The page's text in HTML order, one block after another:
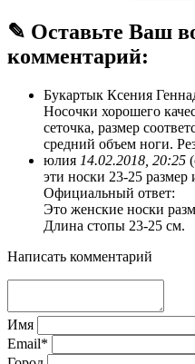
✎ Оставьте Ваш
комментарий:
Букартык Ксения
Носочки хорошего
сеточка, размер
средний объем ноги.
юлия 14.02.2018, 20:25
эти носки 23-25
Официальный ответ:
Это женские носки
Длина стопы 23-25 см.
Написать комментарий
Имя
Email*